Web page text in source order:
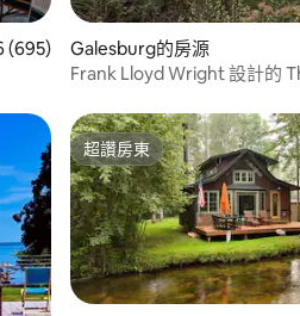
則評價中獲得 4.96 的平均評分（滿
(695)
Galesburg的房源
Frank Lloyd Wright 設計的
超讚房東
超讚房東